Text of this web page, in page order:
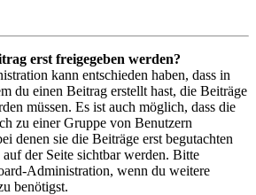
erst freigegeben werden?
kann entschieden haben, dass in
du einen Beitrag erstellt hast, die Beiträge
müssen. Es ist auch möglich, dass die
zu einer Gruppe von Benutzern
denen sie die Beiträge erst begutachten
der Seite sichtbar werden. Bitte
Administration, wenn du weitere
benötigst.